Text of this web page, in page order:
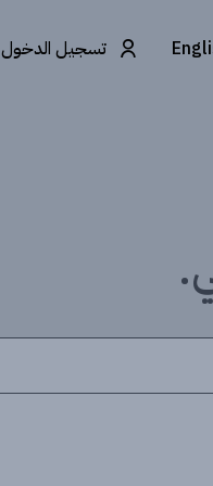
تسجيل الدخول